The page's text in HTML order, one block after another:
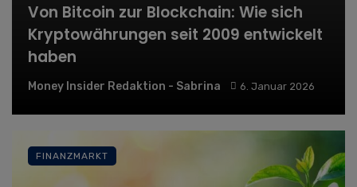
Von Bitcoin zur Blockchain: Wie sich
Kryptowährungen seit 2009 entwickelt
haben
Money Insider Redaktion - Sabrina 6. Januar 2026
FINANZMARKT